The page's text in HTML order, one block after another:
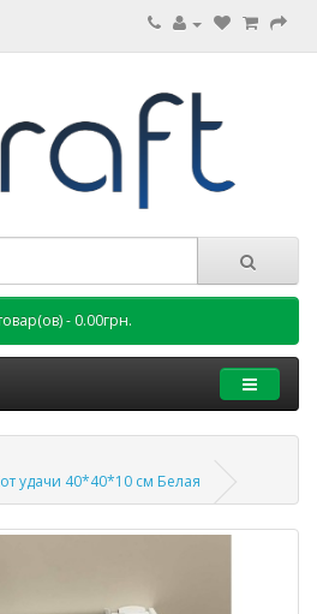
- 0.00грн.
удачи 40*40*10 см Белая